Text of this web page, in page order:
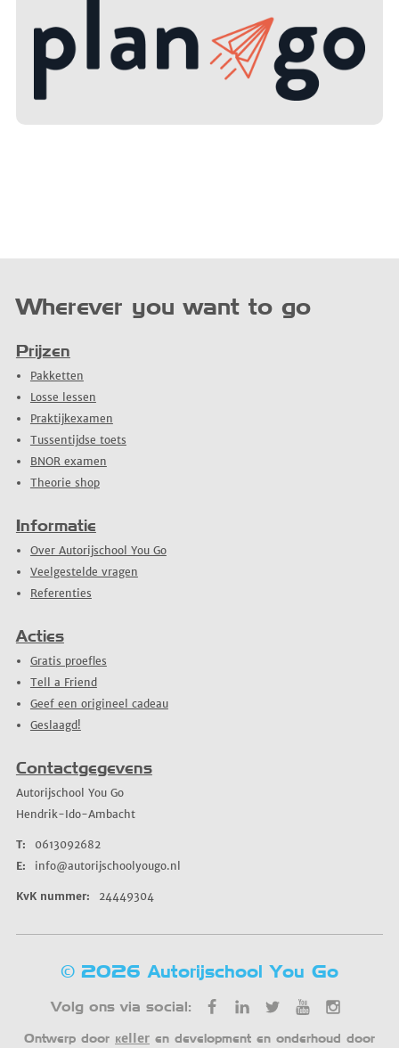
Wherever you want to go
Prijzen
Pakketten
Losse lessen
Praktijkexamen
Tussentijdse toets
BNOR examen
Theorie shop
Informatie
Over Autorijschool You Go
Veelgestelde vragen
Referenties
Acties
Gratis proefles
Tell a Friend
Geef een origineel cadeau
Geslaagd!
Contactgegevens
Autorijschool You Go
Hendrik-Ido-Ambacht
T:
0613092682
E:
info@autorijschoolyougo.nl
KvK nummer: 24449304
© 2026 Autorijschool You Go
Volg ons via social:
Ontwerp door кeller en development en onderhoud door